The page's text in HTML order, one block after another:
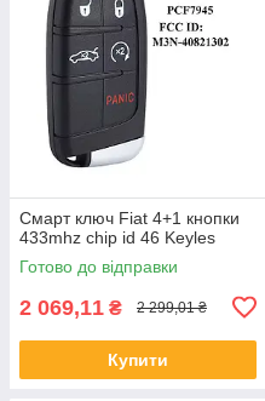
Смарт ключ Fiat 4+1 кнопки
433mhz chip id 46 Keyles
Готово до відправки
2 069,11 ₴ 2 299,01 ₴
Купити